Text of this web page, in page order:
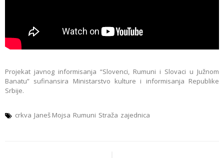
Projekat javnog informisanja “Slovenci, Rumuni i Slovaci u Južnom
Banatu” sufinansira Ministarstvo kulture i informisanja Republike
Srbije.
crkva Janeš Mojsa Rumuni Straža zajednica